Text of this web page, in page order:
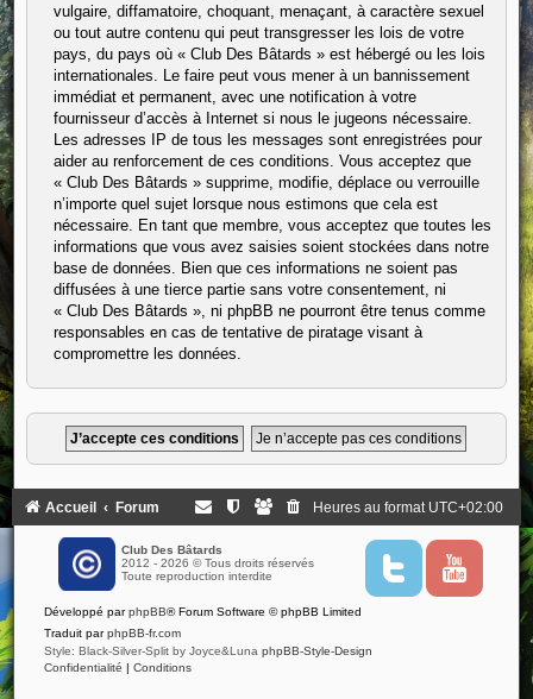
vulgaire, diffamatoire, choquant, menaçant, à caractère sexuel
ou tout autre contenu qui peut transgresser les lois de votre
pays, du pays où « Club Des Bâtards » est hébergé ou les lois
internationales. Le faire peut vous mener à un bannissement
immédiat et permanent, avec une notification à votre
fournisseur d’accès à Internet si nous le jugeons nécessaire.
Les adresses IP de tous les messages sont enregistrées pour
aider au renforcement de ces conditions. Vous acceptez que
« Club Des Bâtards » supprime, modifie, déplace ou verrouille
n’importe quel sujet lorsque nous estimons que cela est
nécessaire. En tant que membre, vous acceptez que toutes les
informations que vous avez saisies soient stockées dans notre
base de données. Bien que ces informations ne soient pas
diffusées à une tierce partie sans votre consentement, ni
« Club Des Bâtards », ni phpBB ne pourront être tenus comme
responsables en cas de tentative de piratage visant à
compromettre les données.
Accueil Forum Heures au format UTC+02:00
Club Des Bâtards
2012 - 2026 © Tous droits réservés
Toute reproduction interdite
T
i
Y
u
Développé parphpBB® Forum Software © phpBB Limited
Traduit parphpBB-fr.com
Style: Black-Silver-Split by Joyce&Luna phpBB-Style-Design
Confidentialité | Conditions